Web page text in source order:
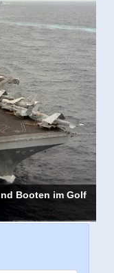
Booten im Golf